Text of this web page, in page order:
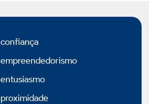
confiança
empreendedorismo
entusiasmo
proximidade